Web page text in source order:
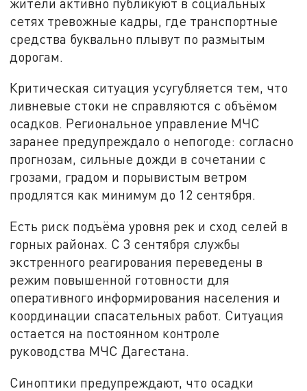
сетях тревожные кадры, где транспортные
средства буквально плывут по размытым
дорогам.
Критическая ситуация усугубляется тем, что
ливневые стоки не справляются с объёмом
осадков. Региональное управление МЧС
заранее предупреждало о непогоде: согласно
прогнозам, сильные дожди в сочетании с
грозами, градом и порывистым ветром
продлятся как минимум до 12 сентября.
Есть риск подъёма уровня рек и сход селей в
горных районах. С 3 сентября службы
экстренного реагирования переведены в
режим повышенной готовности для
оперативного информирования населения и
координации спасательных работ. Ситуация
остается на постоянном контроле
руководства МЧС Дагестана.
Синоптики предупреждают, что осадки